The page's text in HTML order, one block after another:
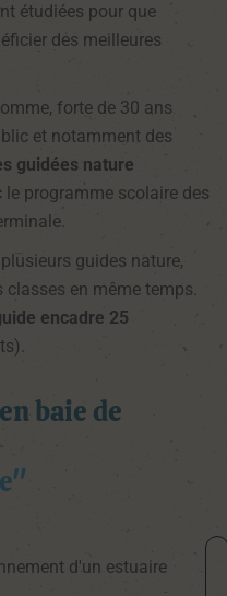
étudiées pour que
des meilleures
forte de 30 ans
et notamment des
guidées nature
le programme scolaire des
guides nature,
en même temps.
encadre 25
baie de
d'un estuaire